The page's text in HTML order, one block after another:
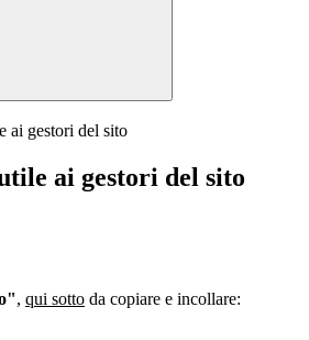
ai gestori del sito
ai gestori del sito
, qui sotto da copiare e incollare: